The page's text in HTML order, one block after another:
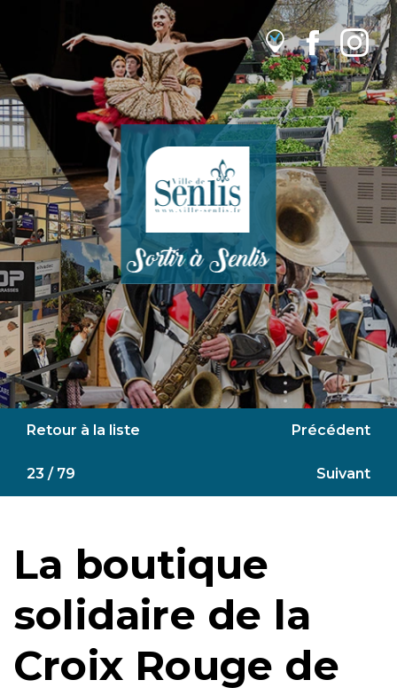
Retour à la liste Précédent
23 / 79 Suivant
La boutique
solidaire de la
Croix Rouge de